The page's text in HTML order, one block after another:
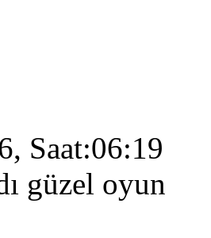
Saat:06:19
güzel oyun